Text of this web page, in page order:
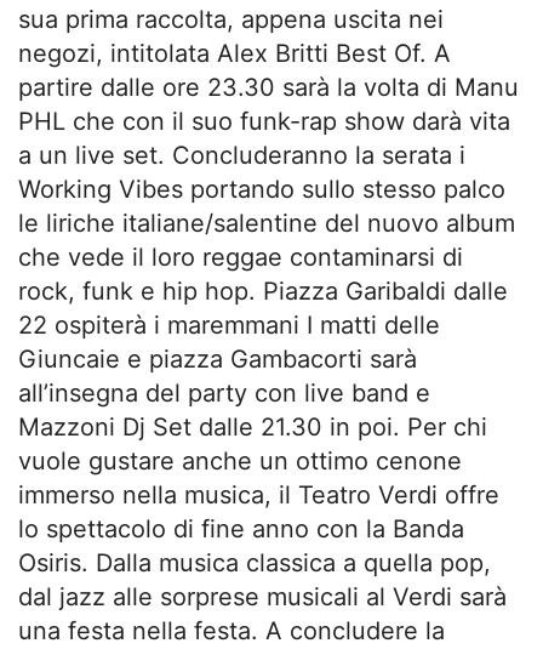
sua prima raccolta, appena uscita nei
negozi, intitolata Alex Britti Best Of. A
partire dalle ore 23.30 sarà la volta di Manu
PHL che con il suo funk-rap show darà vita
a un live set. Concluderanno la serata i
Working Vibes portando sullo stesso palco
le liriche italiane/salentine del nuovo album
che vede il loro reggae contaminarsi di
rock, funk e hip hop. Piazza Garibaldi dalle
22 ospiterà i maremmani I matti delle
Giuncaie e piazza Gambacorti sarà
all’insegna del party con live band e
Mazzoni Dj Set dalle 21.30 in poi. Per chi
vuole gustare anche un ottimo cenone
immerso nella musica, il Teatro Verdi offre
lo spettacolo di fine anno con la Banda
Osiris. Dalla musica classica a quella pop,
dal jazz alle sorprese musicali al Verdi sarà
una festa nella festa. A concludere la